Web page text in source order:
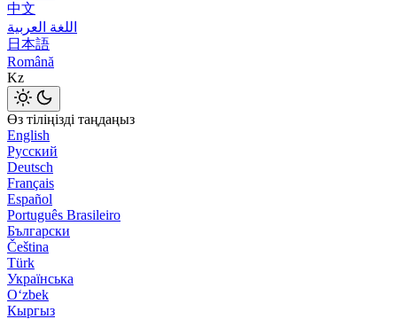
中文
اللغة العربية
日本語
Română
Kz
Өз тіліңізді таңдаңыз
English
Русский
Deutsch
Français
Español
Português Brasileiro
Български
Čeština
Türk
Українська
Оʻzbek
Кыргыз